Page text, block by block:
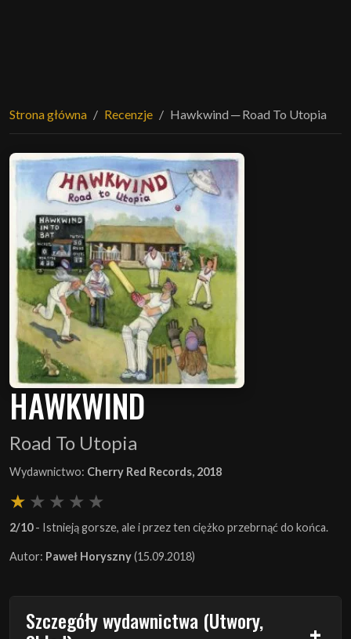
Strona główna Recenzje Hawkwind ─ Road To Utopia
HAWKWIND
Road To Utopia
Wydawnictwo: Cherry Red Records, 2018
2/10- Istnieją gorsze, ale i przez ten ciężko przebrnąć do końca.
Autor: Paweł Horyszny(15.09.2018)
Szczegóły wydawnictwa (Utwory,